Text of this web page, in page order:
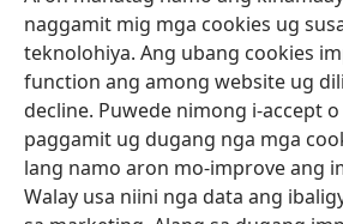
naggamit mig mga cookies ug
teknolohiya. Ang ubang cookies
function ang among website ug
decline. Puwede nimong i-accept
paggamit ug dugang nga mga
lang namo aron mo-improve ang
Walay usa niini nga data ang
bag-
ong
window)
Watchtower ONLINE NGA LIBRARYA
(mo-
open
ug
bag-
window)
JW Hub
(mo-
open
ug
bag-
ong
window)
JW Library
Watchtower Library